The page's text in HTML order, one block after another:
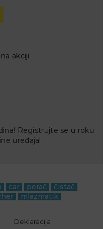
akciji
Registrujte se u roku
uređaja!
car perač
čistač
mlazmatik
Deklaracija